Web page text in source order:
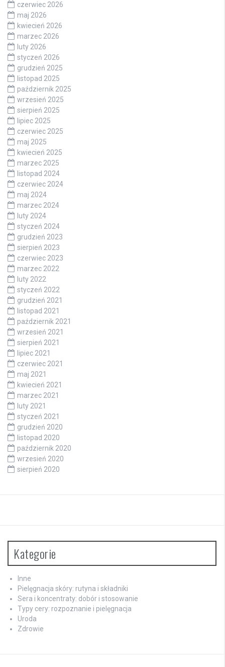
czerwiec 2026
maj 2026
kwiecień 2026
marzec 2026
luty 2026
styczeń 2026
grudzień 2025
listopad 2025
październik 2025
wrzesień 2025
sierpień 2025
lipiec 2025
czerwiec 2025
maj 2025
kwiecień 2025
marzec 2025
listopad 2024
czerwiec 2024
maj 2024
marzec 2024
luty 2024
styczeń 2024
grudzień 2023
sierpień 2023
czerwiec 2023
marzec 2022
luty 2022
styczeń 2022
grudzień 2021
listopad 2021
październik 2021
wrzesień 2021
sierpień 2021
lipiec 2021
czerwiec 2021
maj 2021
kwiecień 2021
marzec 2021
luty 2021
styczeń 2021
grudzień 2020
listopad 2020
październik 2020
wrzesień 2020
sierpień 2020
Kategorie
Inne
Pielęgnacja skóry: rutyna i składniki
Sera i koncentraty: dobór i stosowanie
Typy cery: rozpoznanie i pielęgnacja
Uroda
Zdrowie